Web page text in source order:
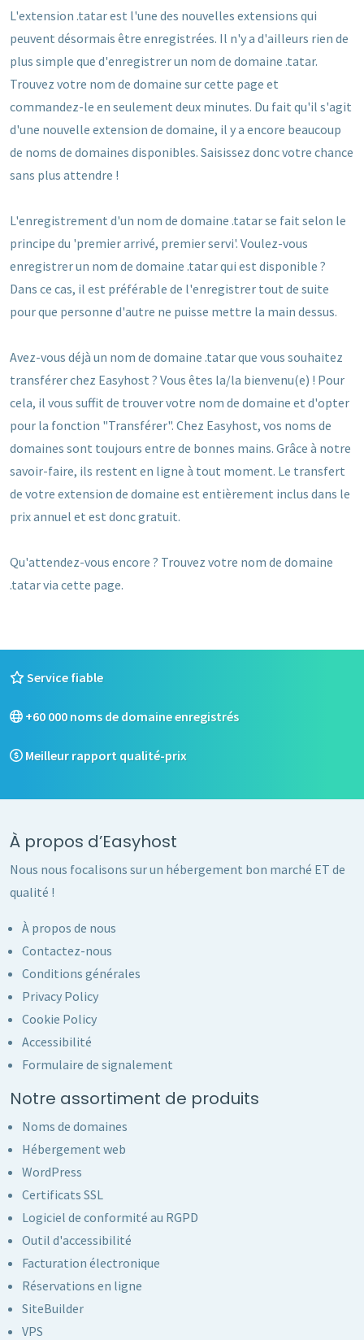
L'extension .tatar est l'une des nouvelles extensions qui
peuvent désormais être enregistrées. Il n'y a d'ailleurs rien de
plus simple que d'enregistrer un nom de domaine .tatar.
Trouvez votre nom de domaine sur cette page et
commandez-le en seulement deux minutes. Du fait qu'il s'agit
d'une nouvelle extension de domaine, il y a encore beaucoup
de noms de domaines disponibles. Saisissez donc votre chance
sans plus attendre !
L'enregistrement d'un nom de domaine .tatar se fait selon le
principe du 'premier arrivé, premier servi'. Voulez-vous
enregistrer un nom de domaine .tatar qui est disponible ?
Dans ce cas, il est préférable de l'enregistrer tout de suite
pour que personne d'autre ne puisse mettre la main dessus.
Avez-vous déjà un nom de domaine .tatar que vous souhaitez
transférer chez Easyhost ? Vous êtes la/la bienvenu(e) ! Pour
cela, il vous suffit de trouver votre nom de domaine et d'opter
pour la fonction "Transférer". Chez Easyhost, vos noms de
domaines sont toujours entre de bonnes mains. Grâce à notre
savoir-faire, ils restent en ligne à tout moment. Le transfert
de votre extension de domaine est entièrement inclus dans le
prix annuel et est donc gratuit.
Qu'attendez-vous encore ? Trouvez votre nom de domaine
.tatar via cette page.
Service fiable
+60 000 noms de domaine enregistrés
Meilleur rapport qualité-prix
À propos d’Easyhost
Nous nous focalisons sur un hébergement bon marché ET de
qualité !
À propos de nous
Contactez-nous
Conditions générales
Privacy Policy
Cookie Policy
Accessibilité
Formulaire de signalement
Notre assortiment de produits
Noms de domaines
Hébergement web
WordPress
Certificats SSL
Logiciel de conformité au RGPD
Outil d'accessibilité
Facturation électronique
Réservations en ligne
SiteBuilder
VPS